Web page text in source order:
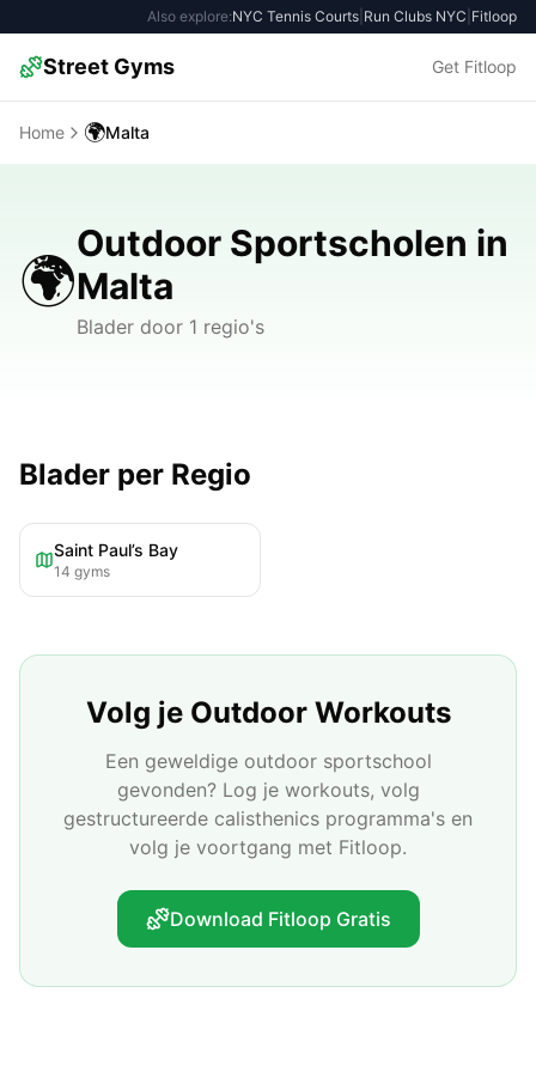
Also explore:NYC Tennis Courts Run Clubs NYC Fitloop
Street Gyms Get Fitloop
Home 🌍Malta
🌍
Outdoor Sportscholen in
Malta
Blader door 1 regio's
Blader per Regio
Saint Paul’s Bay
14 gyms
Volg je Outdoor Workouts
Een geweldige outdoor sportschool
gevonden? Log je workouts, volg
gestructureerde calisthenics programma's en
volg je voortgang met Fitloop.
Download Fitloop Gratis